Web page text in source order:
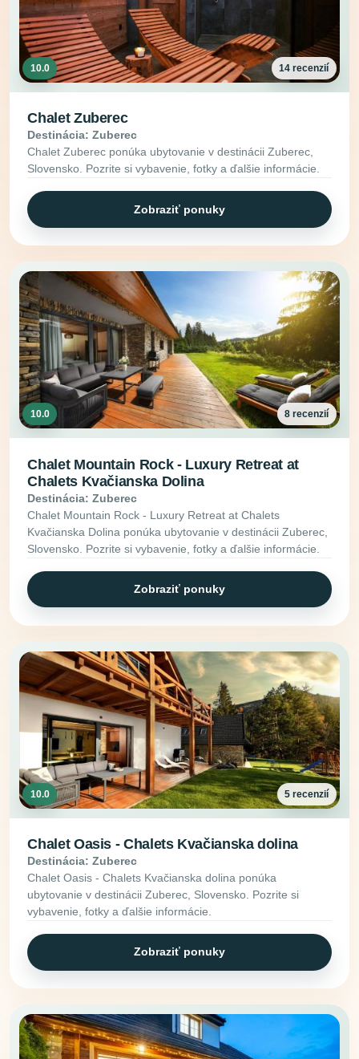
10.0 14 recenzií
Chalet Zuberec
Destinácia: Zuberec
Chalet Zuberec ponúka ubytovanie v destinácii Zuberec,
Slovensko. Pozrite si vybavenie, fotky a ďalšie informácie.
Zobraziť ponuky
10.0 8 recenzií
Chalet Mountain Rock - Luxury Retreat at
Chalets Kvačianska Dolina
Destinácia: Zuberec
Chalet Mountain Rock - Luxury Retreat at Chalets
Kvačianska Dolina ponúka ubytovanie v destinácii Zuberec,
Slovensko. Pozrite si vybavenie, fotky a ďalšie informácie.
Zobraziť ponuky
10.0 5 recenzií
Chalet Oasis - Chalets Kvačianska dolina
Destinácia: Zuberec
Chalet Oasis - Chalets Kvačianska dolina ponúka
ubytovanie v destinácii Zuberec, Slovensko. Pozrite si
vybavenie, fotky a ďalšie informácie.
Zobraziť ponuky